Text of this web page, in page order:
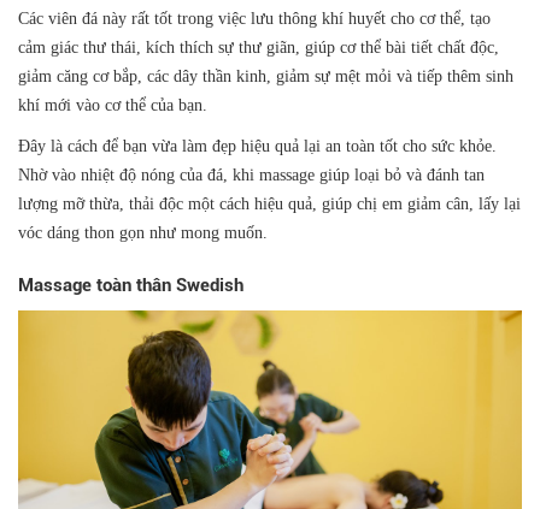
Các viên đá này rất tốt trong việc lưu thông khí huyết cho cơ thể, tạo
cảm giác thư thái, kích thích sự thư giãn, giúp cơ thể bài tiết chất độc,
giảm căng cơ bắp, các dây thần kinh, giảm sự mệt mỏi và tiếp thêm sinh
khí mới vào cơ thể của bạn.
Đây là cách để bạn vừa làm đẹp hiệu quả lại an toàn tốt cho sức khỏe.
Nhờ vào nhiệt độ nóng của đá, khi massage giúp loại bỏ và đánh tan
lượng mỡ thừa, thải độc một cách hiệu quả, giúp chị em giảm cân, lấy lại
vóc dáng thon gọn như mong muốn.
Massage toàn thân Swedish